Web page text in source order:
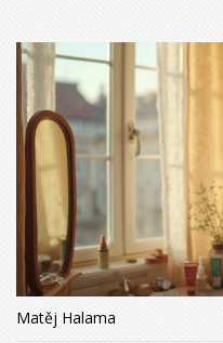
Matěj Halama